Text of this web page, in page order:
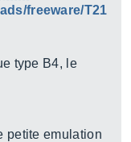
freeware/T21
type B4, le
petite emulation